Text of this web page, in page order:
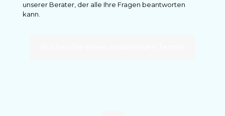
unserer Berater, der alle Ihre Fragen beantworten
kann.